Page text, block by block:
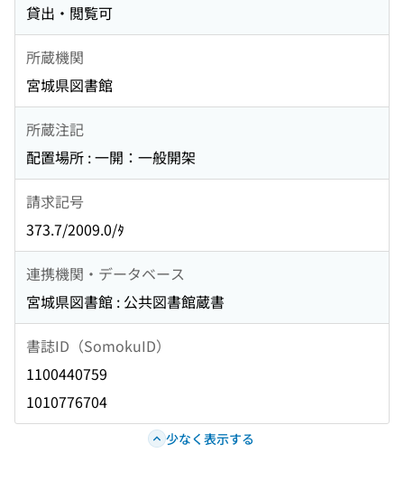
貸出・閲覧可
所蔵機関
宮城県図書館
所蔵注記
配置場所 : 一開：一般開架
請求記号
373.7/2009.0/ﾀ
連携機関・データベース
宮城県図書館 : 公共図書館蔵書
書誌ID（SomokuID）
1100440759
1010776704
少なく表示する